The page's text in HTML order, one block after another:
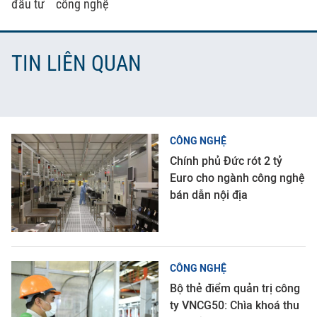
đầu tư công nghệ
TIN LIÊN QUAN
CÔNG NGHỆ
Chính phủ Đức rót 2 tỷ
Euro cho ngành công nghệ
bán dẫn nội địa
CÔNG NGHỆ
Bộ thẻ điểm quản trị công
ty VNCG50: Chìa khoá thu